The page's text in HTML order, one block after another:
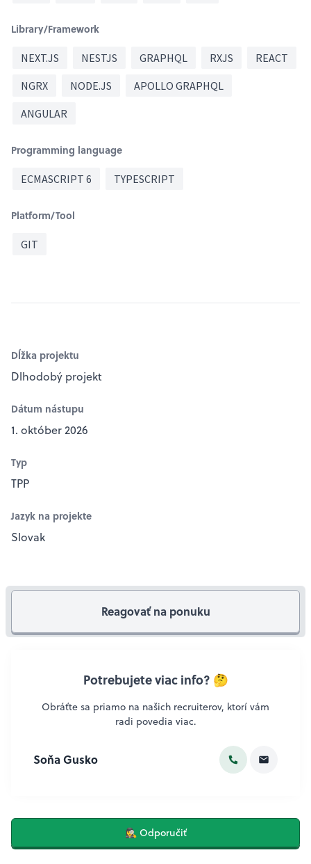
Library/Framework
NEXT.JS NESTJS GRAPHQL RXJS
REACT
NGRX
NODE.JS
APOLLO GRAPHQL
ANGULAR
Programming language
ECMASCRIPT 6 TYPESCRIPT
Platform/Tool
GIT
Dĺžka projektu
Dlhodobý projekt
Dátum nástupu
1. október 2026
Typ
TPP
Jazyk na projekte
Slovak
Reagovať na ponuku
Potrebujete viac info? 🤔
Obráťte sa priamo na našich recruiterov, ktorí vám
radi povedia viac.
Soňa Gusko
🕵️‍♀️ Odporučiť